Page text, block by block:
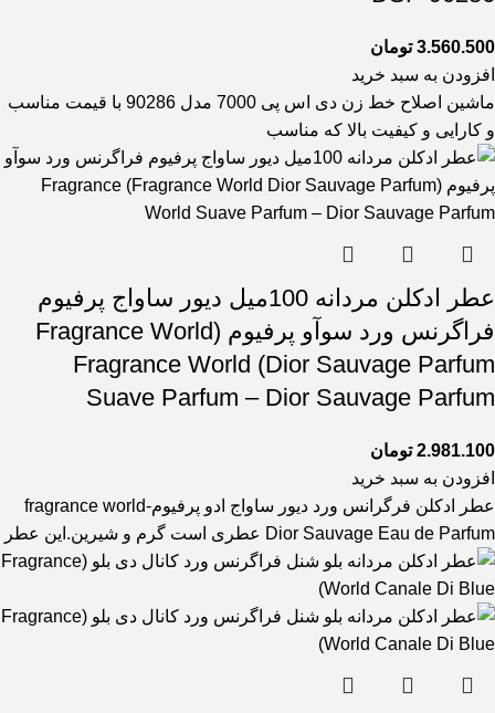
3.560.500 تومان
افزودن به سبد خرید
ماشین اصلاح خط زن دی اس پی 7000 مدل 90286 با قیمت مناسب
و کارایی و کیفیت بالا که مناسب
عطر ادکلن مردانه 100میل دیور ساواج پرفیوم
فراگرنس ورد سوآو پرفیوم (Fragrance World
Dior Sauvage Parfum) Fragrance World
Suave Parfum – Dior Sauvage Parfum
2.981.100 تومان
افزودن به سبد خرید
عطر ادکلن فرگرانس ورد دیور ساواج ادو پرفیوم-fragrance world
Dior Sauvage Eau de Parfum عطری است گرم و شیرین.این عطر